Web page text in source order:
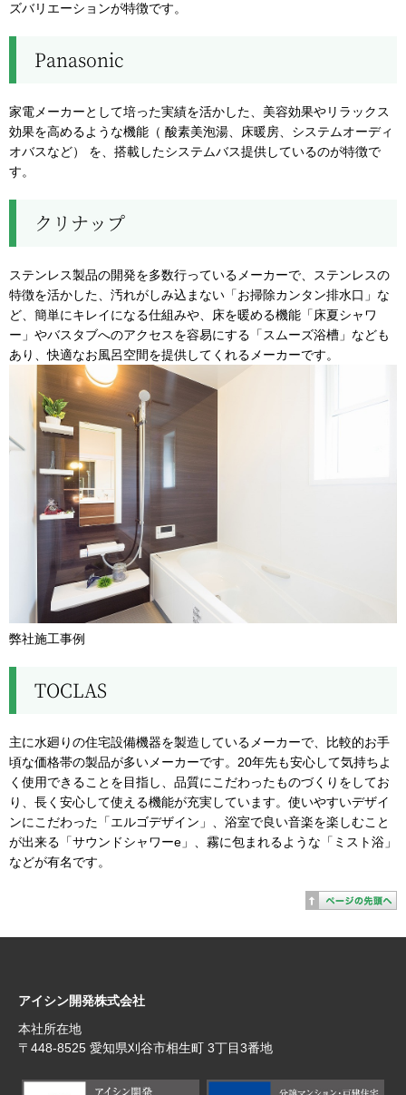
ズバリエーションが特徴です。
Panasonic
家電メーカーとして培った実績を活かした、美容効果やリラックス
効果を高めるような機能（ 酸素美泡湯、床暖房、システムオーディ
オバスなど） を、搭載したシステムバス提供しているのが特徴で
す。
クリナップ
ステンレス製品の開発を多数行っているメーカーで、ステンレスの
特徴を活かした、汚れがしみ込まない「お掃除カンタン排水口」な
ど、簡単にキレイになる仕組みや、床を暖める機能「床夏シャワ
ー」やバスタブへのアクセスを容易にする「スムーズ浴槽」なども
あり、快適なお風呂空間を提供してくれるメーカーです。
弊社施工事例
TOCLAS
主に水廻りの住宅設備機器を製造しているメーカーで、比較的お手
頃な価格帯の製品が多いメーカーです。20年先も安心して気持ちよ
く使用できることを目指し、品質にこだわったものづくりをしてお
り、長く安心して使える機能が充実しています。使いやすいデザイ
ンにこだわった「エルゴデザイン」、浴室で良い音楽を楽しむこと
が出来る「サウンドシャワーe」、霧に包まれるような「ミスト浴」
などが有名です。
アイシン開発株式会社
本社所在地
〒448‐8525 愛知県刈谷市相生町 3丁目3番地